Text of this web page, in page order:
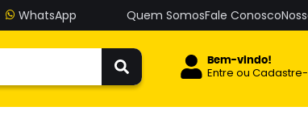
Quem SomosFale Conosco
Bem-vindo!
Entre ou